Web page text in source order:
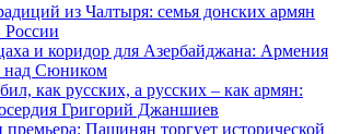
из Чалтыря: семья донских армян
России
и коридор для Азербайджана: Армения
над Сюником
как русских, а русских – как армян:
Григорий Джаншиев
премьера: Пашинян торгует исторической